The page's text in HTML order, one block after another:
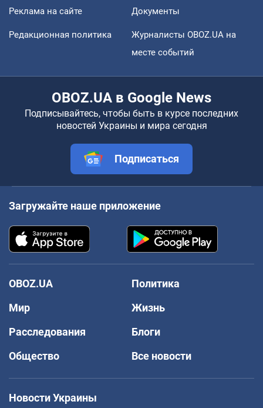
Реклама на сайте Документы
Редакционная политика
Журналисты OBOZ.UA на
месте событий
OBOZ.UA в Google News
Подписывайтесь, чтобы быть в курсе последних
новостей Украины и мира сегодня
Подписаться
Загружайте наше приложение
OBOZ.UA
Политика
Мир
Жизнь
Расследования
Блоги
Общество
Все новости
Новости Украины